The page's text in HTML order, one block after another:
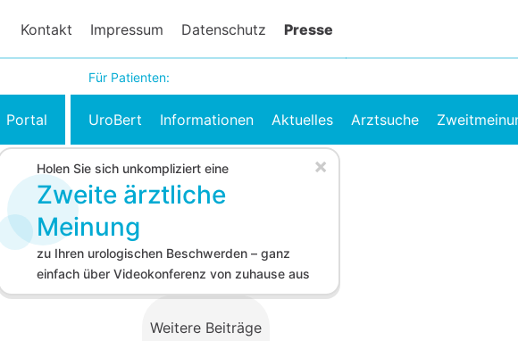
Kontakt Impressum Datenschutz Presse
Portal
Für Patienten:
UroBert Informationen Aktuelles Arztsuche
Holen Sie sich unkompliziert eine
Zweite ärztliche
Meinung
zu Ihren urologischen Beschwerden – ganz
einfach über Videokonferenz von zuhause aus
×
Weitere Beiträge